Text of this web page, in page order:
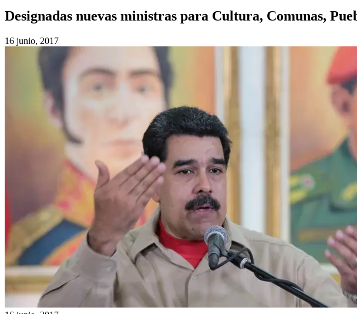
Designadas nuevas ministras para Cultura, Comunas,
16 junio, 2017